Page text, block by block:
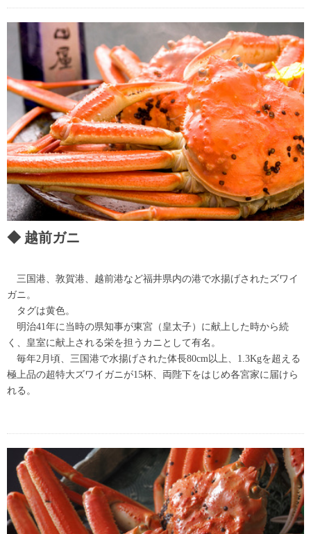
越前ガニ
三国港、敦賀港、越前港など福井県内の港で水揚げされたズワイ
ガニ。
タグは黄色。
明治41年に当時の県知事が東宮（皇太子）に献上した時から続
く、皇室に献上される栄を担うカニとして有名。
毎年2月頃、三国港で水揚げされた体長80cm以上、1.3Kgを超える
極上品の超特大ズワイガニが15杯、両陛下をはじめ各宮家に届けら
れる。